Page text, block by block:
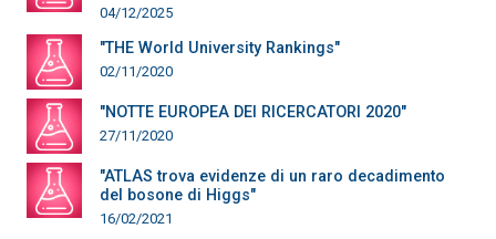
04/12/2025
"THE World University Rankings"
02/11/2020
"NOTTE EUROPEA DEI RICERCATORI 2020"
27/11/2020
"ATLAS trova evidenze di un raro decadimento
del bosone di Higgs"
16/02/2021